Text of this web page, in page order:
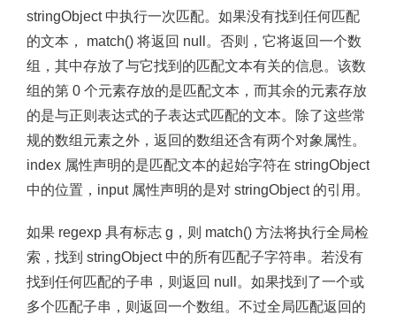
stringObject 中执行一次匹配。如果没有找到任何匹配
的文本， match() 将返回 null。否则，它将返回一个数
组，其中存放了与它找到的匹配文本有关的信息。该数
组的第 0 个元素存放的是匹配文本，而其余的元素存放
的是与正则表达式的子表达式匹配的文本。除了这些常
规的数组元素之外，返回的数组还含有两个对象属性。
index 属性声明的是匹配文本的起始字符在 stringObject
中的位置，input 属性声明的是对 stringObject 的引用。
如果 regexp 具有标志 g，则 match() 方法将执行全局检
索，找到 stringObject 中的所有匹配子字符串。若没有
找到任何匹配的子串，则返回 null。如果找到了一个或
多个匹配子串，则返回一个数组。不过全局匹配返回的